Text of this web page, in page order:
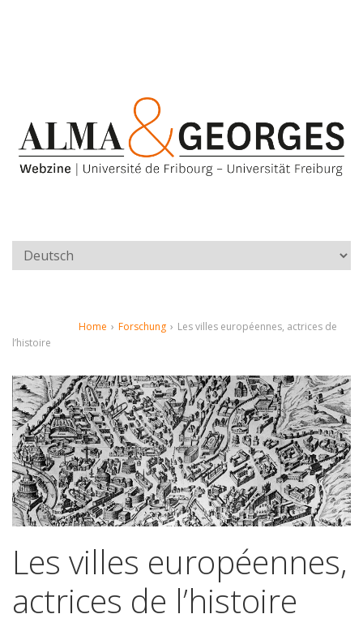
Home › Forschung › Les villes européennes, actrices de
l’histoire
Les villes européennes,
actrices de l’histoire